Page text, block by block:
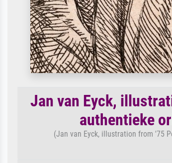
Jan van Eyck,
authentieke
(Jan van Eyck, illustration from '75